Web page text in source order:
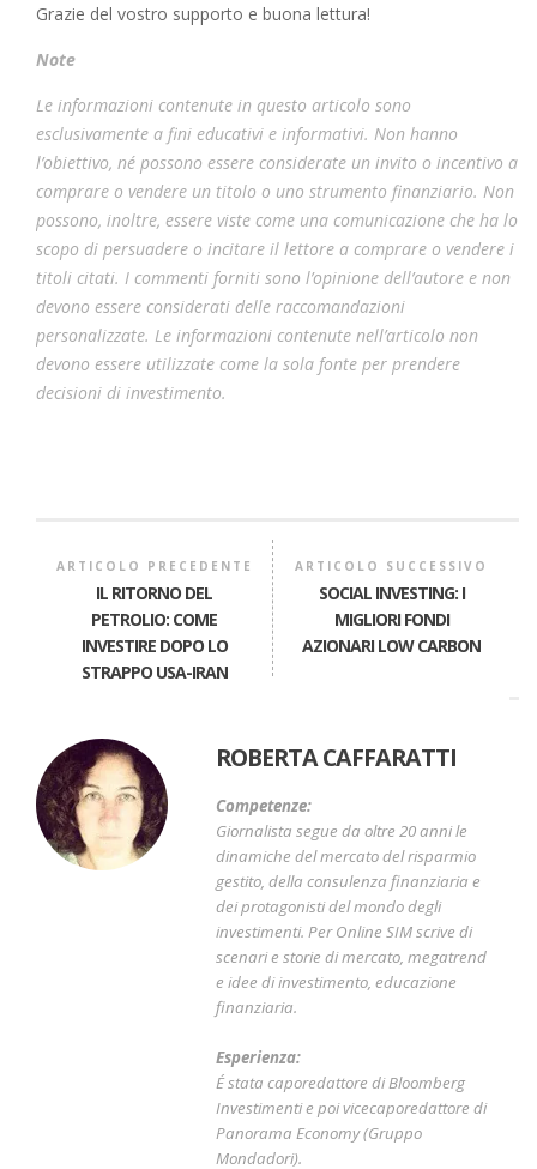
Grazie del vostro supporto e buona lettura!
Note
Le informazioni contenute in questo articolo sono
esclusivamente a fini educativi e informativi. Non hanno
l’obiettivo, né possono essere considerate un invito o incentivo a
comprare o vendere un titolo o uno strumento finanziario. Non
possono, inoltre, essere viste come una comunicazione che ha lo
scopo di persuadere o incitare il lettore a comprare o vendere i
titoli citati. I commenti forniti sono l’opinione dell’autore e non
devono essere considerati delle raccomandazioni
personalizzate. Le informazioni contenute nell’articolo non
devono essere utilizzate come la sola fonte per prendere
decisioni di investimento.
ARTICOLO PRECEDENTE
IL RITORNO DEL
PETROLIO: COME
INVESTIRE DOPO LO
STRAPPO USA-IRAN
ARTICOLO SUCCESSIVO
SOCIAL INVESTING: I
MIGLIORI FONDI
AZIONARI LOW CARBON
ROBERTA CAFFARATTI
Competenze:
Giornalista segue da oltre 20 anni le
dinamiche del mercato del risparmio
gestito, della consulenza finanziaria e
dei protagonisti del mondo degli
investimenti. Per Online SIM scrive di
scenari e storie di mercato, megatrend
e idee di investimento, educazione
finanziaria.
Esperienza:
É stata caporedattore di Bloomberg
Investimenti e poi vicecaporedattore di
Panorama Economy (Gruppo
Mondadori).